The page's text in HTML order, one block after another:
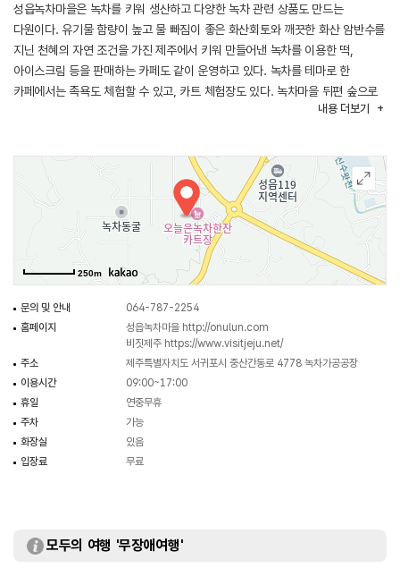
성읍녹차마을은 녹차를 키워 생산하고 다양한 녹차 관련 상품도 만드는
다원이다. 유기물 함량이 높고 물 빠짐이 좋은 화산회토와 깨끗한 화산 암반수를
지닌 천혜의 자연 조건을 가진 제주에서 키워 만들어낸 녹차를 이용한 떡,
아이스크림 등을 판매하는 카페도 같이 운영하고 있다. 녹차를 테마로 한
카페에서는 족욕도 체험할 수 있고, 카트 체험장도 있다. 녹차마을 뒤편 숲으로
이어지는 길에는 독특한 동굴도 있는데 녹차 동굴로도 불리는 이곳은 작지만
영주산을 배경으로 녹차밭 한가운데 있는 동굴에서 인생샷을 찍는 명소로
유명하기도 하다. 이모저모 구경할 거리와 즐길 거리가 있는 성읍녹차마을에
들러 끝없이 펼쳐진 푸르른 녹차 밭도 구경하며 차 한 잔의 여유도 즐길 수 있다.
내용 더보기
250m
문의 및 안내
064-787-2254
홈페이지
성읍녹차마을 http://onulun.com
비짓제주 https://www.visitjeju.net/
주소
제주특별자치도 서귀포시 중산간동로 4778 녹차가공공장
이용시간
09:00~17:00
휴일
연중무휴
주차
가능
화장실
있음
입장료
무료
모두의 여행 '무장애여행'